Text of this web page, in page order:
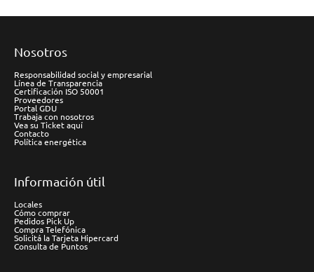
Nosotros
Responsabilidad social y empresarial
Línea de Transparencia
Certificación ISO 50001
Proveedores
Portal GDU
Trabaja con nosotros
Vea su Ticket aquí
Contacto
Política energética
Información útil
Locales
Cómo comprar
Pedidos Pick Up
Compra Telefónica
Solicitá la Tarjeta Hipercard
Consulta de Puntos